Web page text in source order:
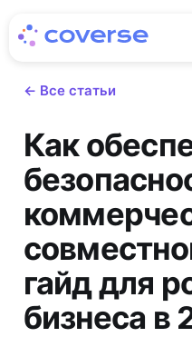
← Все статьи
Как
гайд для
бизнеса в